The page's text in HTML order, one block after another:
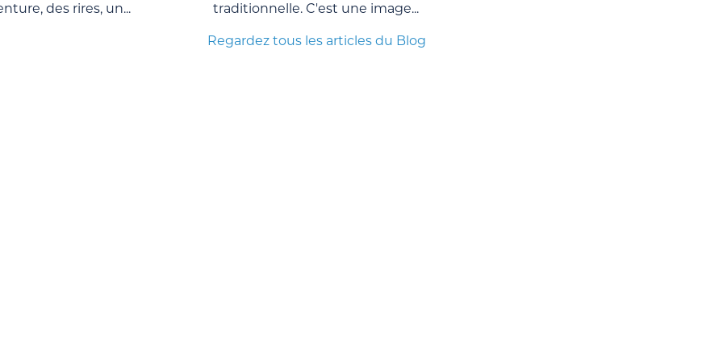
des rires, un... traditionnelle. C'est une image...
Regardez tous les articles du Blog